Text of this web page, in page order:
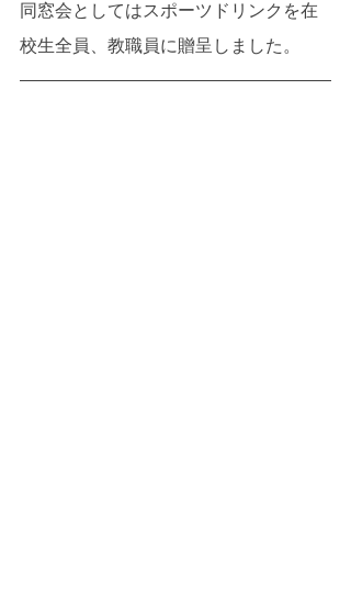
同窓会としてはスポーツドリンクを在
校生全員、教職員に贈呈しました。